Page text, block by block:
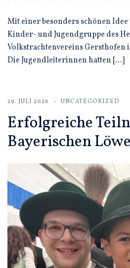
Mit einer besonders schönen
Kinder- und Jugendgruppe des
Volkstrachtenvereins Gersthofen
Die Jugendleiterinnen hatten […]
29. JULI 2026 UNCATEGORIZED
Erfolgreiche
Bayerischen